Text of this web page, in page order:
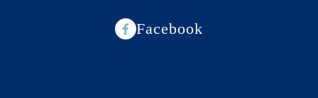
Facebook